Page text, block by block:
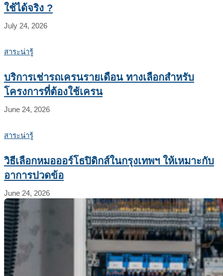
ใช้ได้จริง ?
July 24, 2026
สาระน่ารู้
บริการเช่ารถเครนรายเดือน ทางเลือกสำหรับ
โครงการที่ต้องใช้เครน
June 24, 2026
สาระน่ารู้
วิธีเลือกหมอออร์โธปิดิกส์ในกรุงเทพฯ ให้เหมาะกับ
อาการปวดข้อ
June 24, 2026